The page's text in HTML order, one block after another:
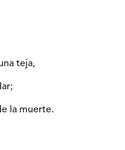
teja,
la muerte.